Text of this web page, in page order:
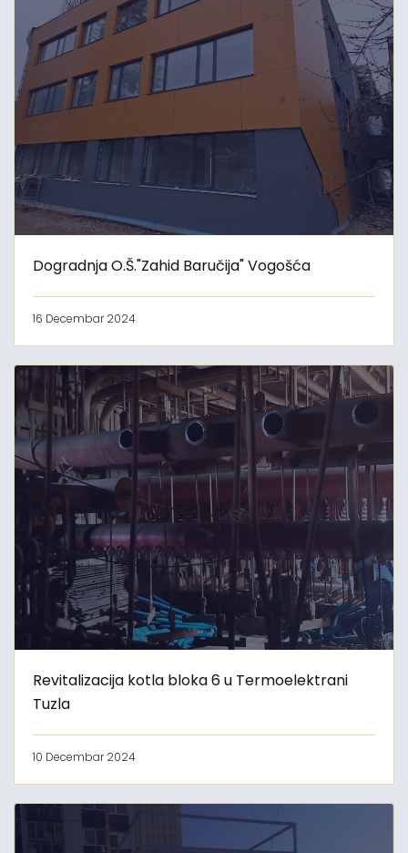
Dogradnja O.Š."Zahid Baručija" Vogošća
16 Decembar 2024
Revitalizacija kotla bloka 6 u Termoelektrani
Tuzla
10 Decembar 2024